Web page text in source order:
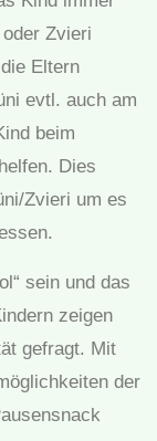
Zvieri
Eltern
evtl. auch am
beim
Dies
Zvieri um es
sein und das
zeigen
gefragt. Mit
der